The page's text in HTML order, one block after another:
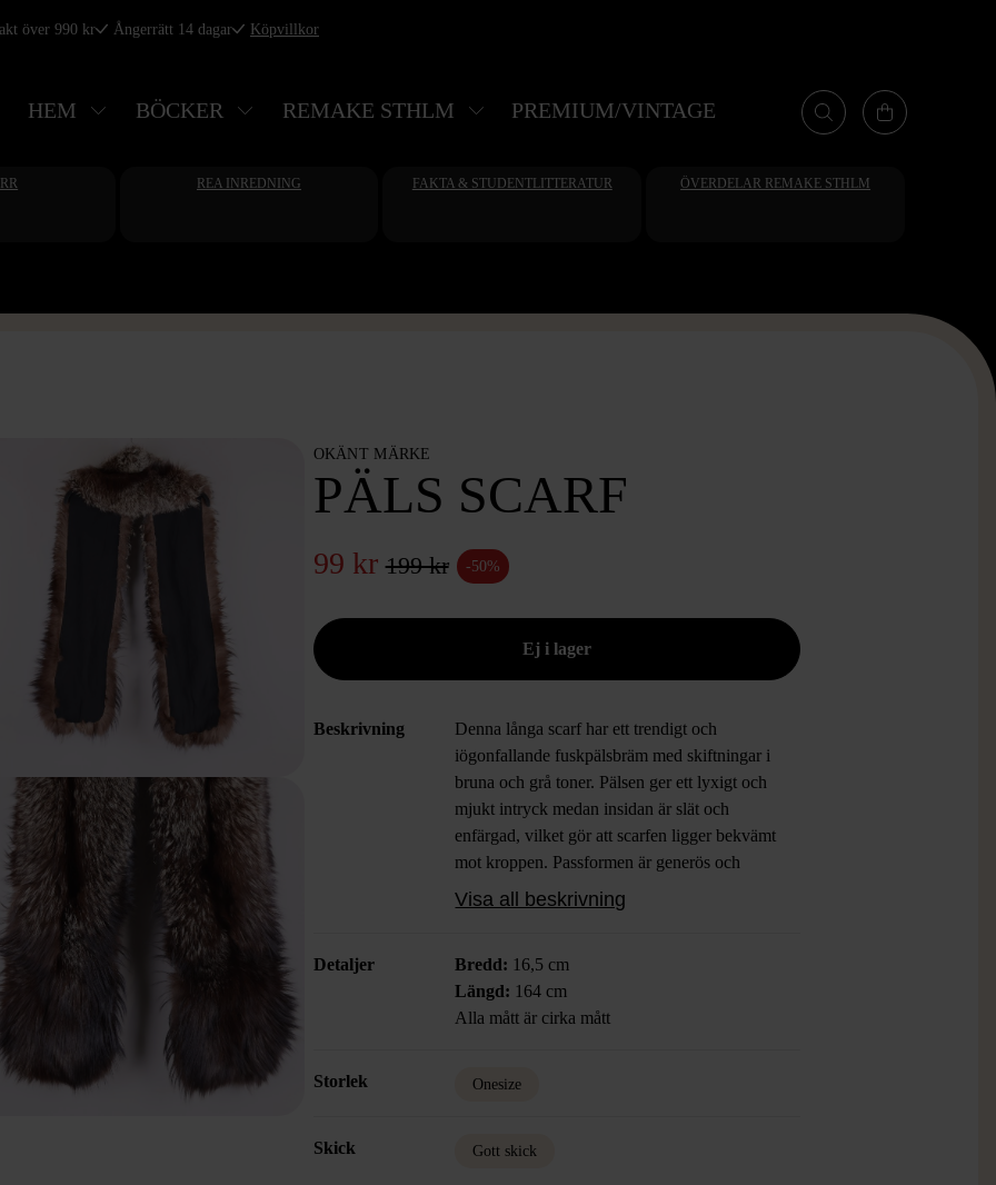
över 990 kr Ångerrätt 14 dagar Köpvillkor
HEM BÖCKER REMAKE STHLM PREMIUM/VINTAGE
REA INREDNING FAKTA & STUDENTLITTERATUR ÖVERDELAR REMAKE STHLM
OKÄNT MÄRKE
PÄLS SCARF
99 kr 199 kr -50%
Beskrivning
Denna långa scarf har ett trendigt och
iögonfallande fuskpälsbräm med skiftningar i
bruna och grå toner. Pälsen ger ett lyxigt och
mjukt intryck medan insidan är slät och
enfärgad, vilket gör att scarfen ligger bekvämt
mot kroppen. Passformen är generös och
designen skapar en varm statement-accessoar
med riktigt cool vintage vibe.
Visa all beskrivning
Detaljer Bredd: 16,5 cm
Längd: 164 cm
Alla mått är cirka mått
Storlek Onesize
Skick Gott skick